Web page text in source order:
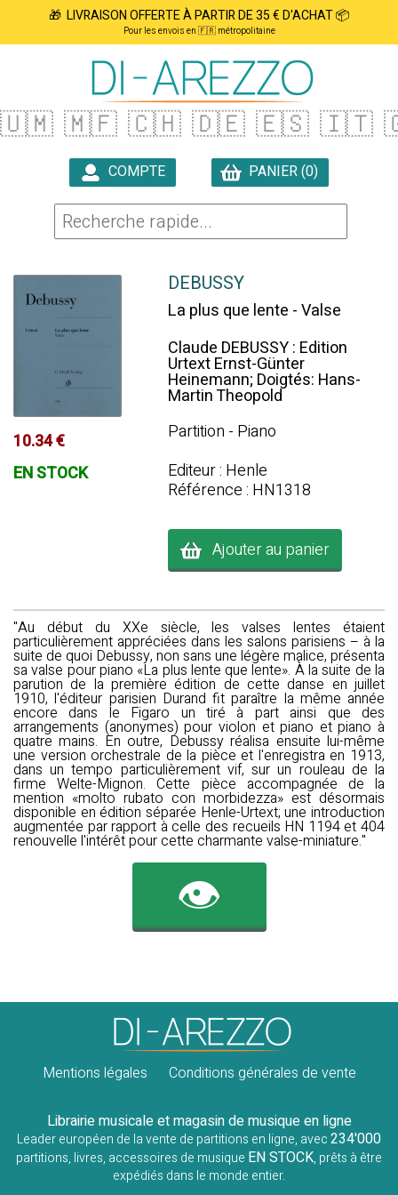
🎁 LIVRAISON OFFERTE À PARTIR DE 35 € D'ACHAT 📦
Pour les envois en 🇫🇷 métropolitaine
🇺🇲 🇲🇫 🇨🇭 🇩🇪 🇪🇸 🇮🇹
COMPTE
PANIER (0)
10.34 €
EN STOCK
DEBUSSY
La plus que lente - Valse
Claude DEBUSSY : Edition
Urtext Ernst-Günter
Heinemann; Doigtés: Hans-
Martin Theopold
Partition - Piano
Editeur : Henle
Référence : HN1318
Ajouter au panier
"Au début du XXe siècle, les valses lentes étaient
particulièrement appréciées dans les salons parisiens – à la
suite de quoi Debussy, non sans une légère malice, présenta
sa valse pour piano «La plus lente que lente». À la suite de la
parution de la première édition de cette danse en juillet
1910, l'éditeur parisien Durand fit paraître la même année
encore dans le Figaro un tiré à part ainsi que des
arrangements (anonymes) pour violon et piano et piano à
quatre mains. En outre, Debussy réalisa ensuite lui-même
une version orchestrale de la pièce et l'enregistra en 1913,
dans un tempo particulièrement vif, sur un rouleau de la
firme Welte-Mignon. Cette pièce accompagnée de la
mention «molto rubato con morbidezza» est désormais
disponible en édition séparée Henle-Urtext; une introduction
augmentée par rapport à celle des recueils HN 1194 et 404
renouvelle l'intérêt pour cette charmante valse-miniature."
👁️
Mentions légales Conditions générales de vente
Librairie musicale et magasin de musique en ligne
Leader européen de la vente de partitions en ligne, avec234'000
partitions, livres, accessoires de musique EN STOCK, prêts à être
expédiés dans le monde entier.